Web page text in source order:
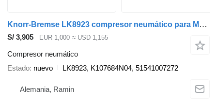
Knorr-Bremse LK8923 compresor neumático para MAN TGX TGS cabeza tractora
S/ 3,905 EUR 1,000 ≈ USD 1,155
Compresor neumático
Estado nuevo LK8923, K107684N04, 51541007272
Alemania, Ramin